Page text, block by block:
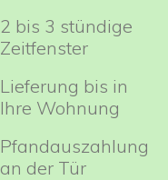
2 bis 3 stündige
Zeitfenster
Lieferung bis in
Ihre Wohnung
Pfandauszahlung
an der Tür